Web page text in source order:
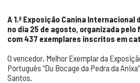
A 1.ª Exposição Canina Internacional
no dia 25 de agosto, organizada pelo
com 437 exemplares inscritos em
O vencedor, Melhor Exemplar da
Português “Du Bocage da Pedra da
Santos.